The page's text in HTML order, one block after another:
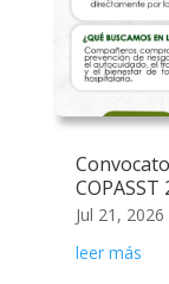
Jul 21, 2026
leer más